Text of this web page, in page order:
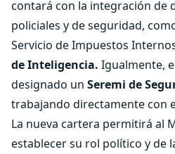
contará con la integración de
policiales y de seguridad,
Servicio de Impuestos
de Inteligencia. Igualmente,
designado un Seremi de
trabajando directamente con
La nueva cartera permitirá al
establecer su rol político y de